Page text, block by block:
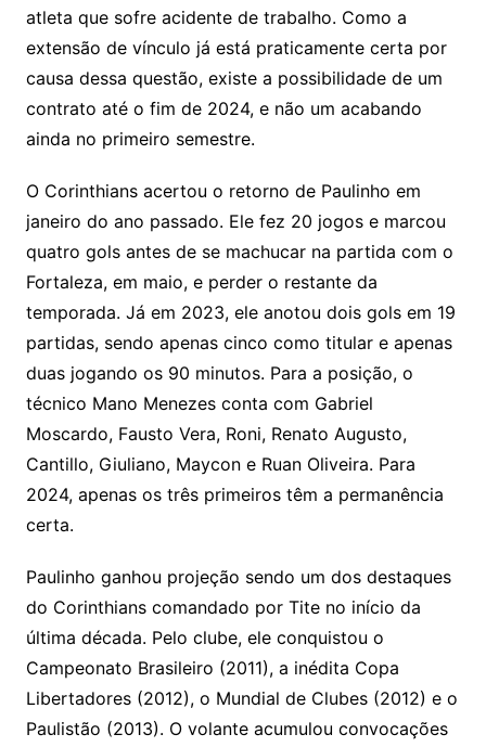
atleta que sofre acidente de trabalho. Como a
extensão de vínculo já está praticamente certa por
causa dessa questão, existe a possibilidade de um
contrato até o fim de 2024, e não um acabando
ainda no primeiro semestre.
O Corinthians acertou o retorno de Paulinho em
janeiro do ano passado. Ele fez 20 jogos e marcou
quatro gols antes de se machucar na partida com o
Fortaleza, em maio, e perder o restante da
temporada. Já em 2023, ele anotou dois gols em 19
partidas, sendo apenas cinco como titular e apenas
duas jogando os 90 minutos. Para a posição, o
técnico Mano Menezes conta com Gabriel
Moscardo, Fausto Vera, Roni, Renato Augusto,
Cantillo, Giuliano, Maycon e Ruan Oliveira. Para
2024, apenas os três primeiros têm a permanência
certa.
Paulinho ganhou projeção sendo um dos destaques
do Corinthians comandado por Tite no início da
última década. Pelo clube, ele conquistou o
Campeonato Brasileiro (2011), a inédita Copa
Libertadores (2012), o Mundial de Clubes (2012) e o
Paulistão (2013). O volante acumulou convocações